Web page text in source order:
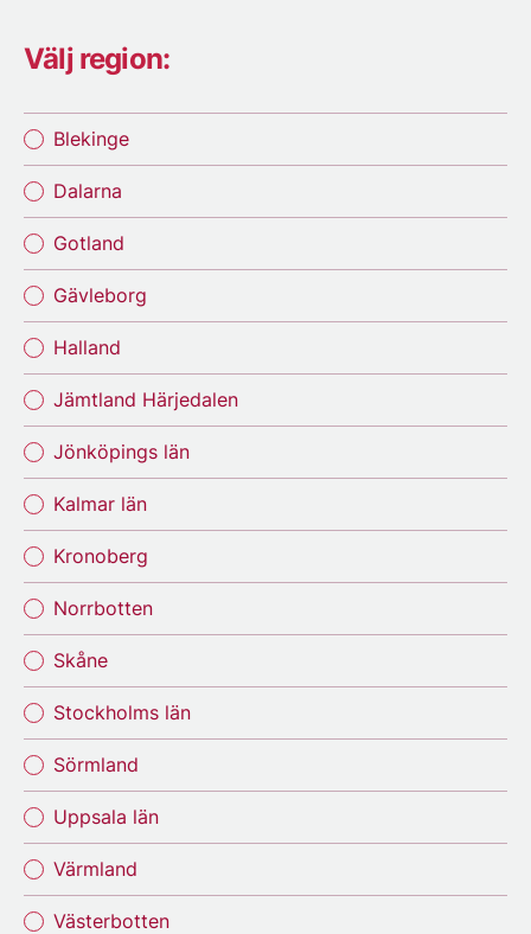
Välj region:
Blekinge
Dalarna
Gotland
Gävleborg
Halland
Jämtland Härjedalen
Jönköpings län
Kalmar län
Kronoberg
Norrbotten
Skåne
Stockholms län
Sörmland
Uppsala län
Värmland
Västerbotten